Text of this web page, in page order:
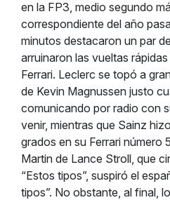
en la FP3, medio segundo
correspondiente del año
minutos destacaron un par
arruinaron las vueltas
Ferrari. Leclerc se topó a
de Kevin Magnussen justo
comunicando por radio con
venir, mientras que Sainz
grados en su Ferrari número
Martin de Lance Stroll, que
“Estos tipos”, suspiró el
tipos”. No obstante, al final,